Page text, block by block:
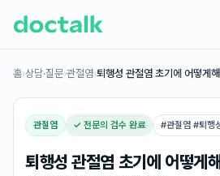
홈›상담·질문›관절염›퇴행성 관절염 초기에 어떻게
관절염 ✓ 전문의 검수 완료 #관절염 #퇴행
퇴행성 관절염 초기에 어떻게